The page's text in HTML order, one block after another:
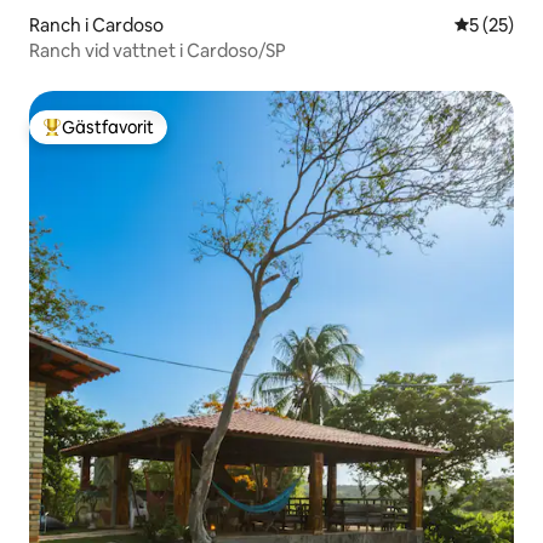
Ranch i Cardoso 5 av 5 i
5 (25)
Ranch vid vattnet i Cardoso/SP
Populär gästfavorit
Gästfavorit